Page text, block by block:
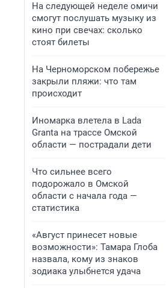
На следующей неделе омичи
смогут послушать музыку из
кино при свечах: сколько
стоят билеты
На Черноморском побережье
закрыли пляжи: что там
происходит
Иномарка влетела в Lada
Granta на трассе Омской
области — пострадали дети
Что сильнее всего
подорожало в Омской
области с начала года —
статистика
«Август принесет новые
возможности»: Тамара Глоба
назвала, кому из знаков
зодиака улыбнется удача